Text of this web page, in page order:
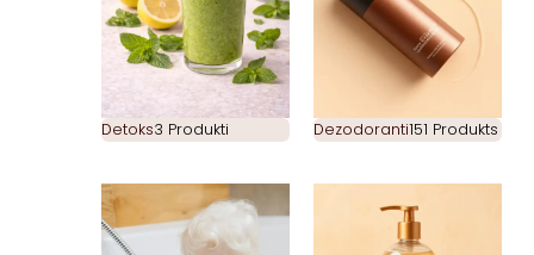
Detoks3 Produkti Dezodoranti151 Produkts